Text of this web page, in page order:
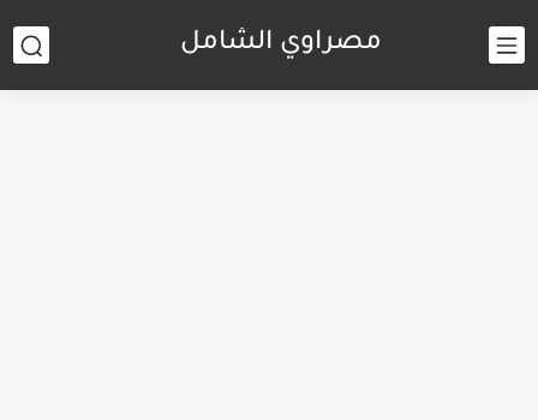
مصراوي الشامل